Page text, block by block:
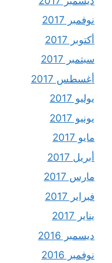
نوفمبر 2017
أكتوبر 2017
سبتمبر 2017
أغسطس 2017
يوليو 2017
يونيو 2017
مايو 2017
أبريل 2017
مارس 2017
فبراير 2017
يناير 2017
ديسمبر 2016
نوفمبر 2016